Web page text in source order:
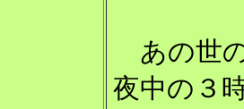
あの世
夜中の３